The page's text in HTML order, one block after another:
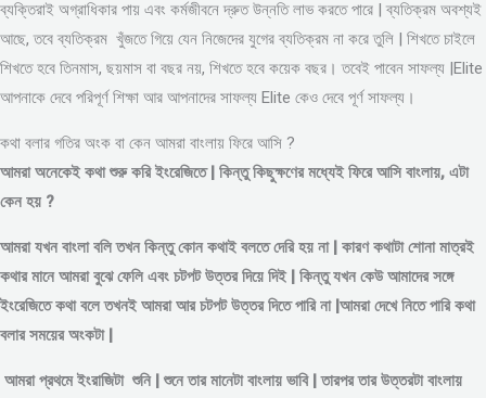
ব্যক্তিরাই অগ্রাধিকার পায় এবং কর্মজীবনে দ্রুত উন্নতি লাভ করতে পারে | ব্যতিক্রম অবশ্যই
আছে, তবে ব্যতিক্রম খুঁজতে গিয়ে যেন নিজেদের যুগের ব্যতিক্রম না করে তুলি | শিখতে চাইলে
শিখতে হবে তিনমাস, ছয়মাস বা বছর নয়, শিখতে হবে কয়েক বছর। তবেই পাবেন সাফল্য |Elite
আপনাকে দেবে পরিপূর্ণ শিক্ষা আর আপনাদের সাফল্য Elite কেও দেবে পূর্ণ সাফল্য।
কথা বলার গতির অংক বা কেন আমরা বাংলায় ফিরে আসি ?
আমরা অনেকেই কথা শুরু করি ইংরেজিতে | কিন্তু কিছুক্ষণের মধ্যেই ফিরে আসি বাংলায়, এটা
কেন হয় ?
আমরা যখন বাংলা বলি তখন কিন্তু কোন কথাই বলতে দেরি হয় না | কারণ কথাটা শোনা মাত্রই
কথার মানে আমরা বুঝে ফেলি এবং চটপট উত্তর দিয়ে দিই | কিন্তু যখন কেউ আমাদের সঙ্গে
ইংরেজিতে কথা বলে তখনই আমরা আর চটপট উত্তর দিতে পারি না |আমরা দেখে নিতে পারি কথা
বলার সময়ের অংকটা |
আমরা প্রথমে ইংরাজিটা শুনি | শুনে তার মানেটা বাংলায় ভাবি | তারপর তার উত্তরটা বাংলায়